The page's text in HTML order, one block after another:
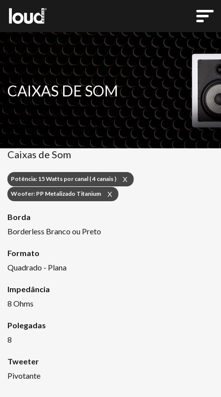
CAIXAS DE SOM
Caixas de Som
Potência: 15 Watts por canal ( 4 canais ) X
Woofer: PP Metalizado Titanium X
Borda
Borderless Branco ou Preto
Formato
Quadrado - Plana
Impedância
8 Ohms
Polegadas
8
Tweeter
Pivotante